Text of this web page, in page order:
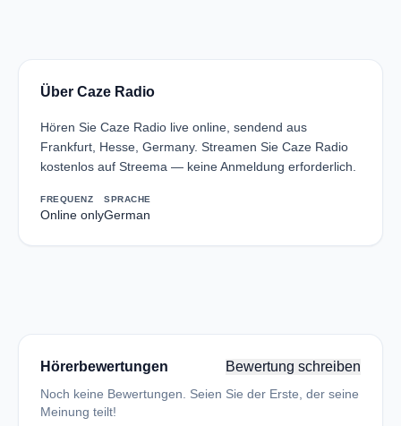
Über Caze Radio
Hören Sie Caze Radio live online, sendend aus
Frankfurt, Hesse, Germany. Streamen Sie Caze Radio
kostenlos auf Streema — keine Anmeldung erforderlich.
FREQUENZ
Online only
SPRACHE
German
Hörerbewertungen Bewertung schreiben
Noch keine Bewertungen. Seien Sie der Erste, der seine
Meinung teilt!